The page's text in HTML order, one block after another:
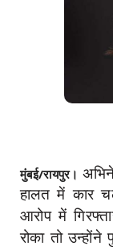
मुंबई/रायपुर।
हालत में कार
आरोप में
रोका तो